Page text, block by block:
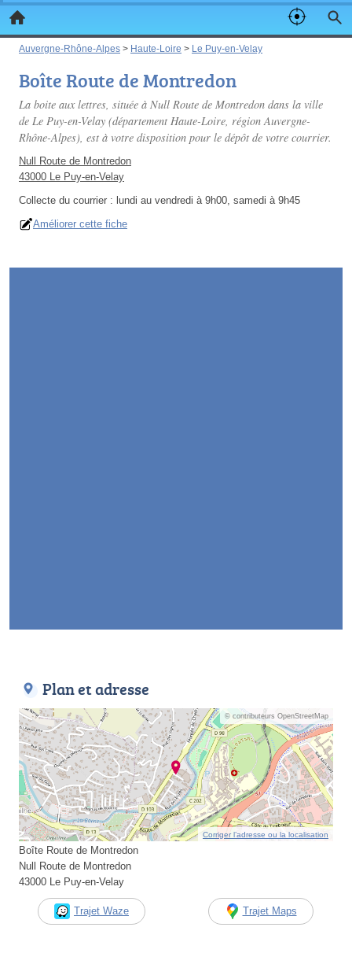
Auvergne-Rhône-Alpes > Haute-Loire > Le Puy-en-Velay
Boîte Route de Montredon
La boite aux lettres, située à Null Route de Montredon dans la ville
de Le Puy-en-Velay (département Haute-Loire, région Auvergne-
Rhône-Alpes), est à votre disposition pour le dépôt de votre courrier.
Null Route de Montredon
43000 Le Puy-en-Velay
Collecte du courrier : lundi au vendredi à 9h00, samedi à 9h45
Améliorer cette fiche
Plan et adresse
© contributeurs OpenStreetMap
Corriger l’adresse ou la localisation
Boîte Route de Montredon
Null Route de Montredon
43000 Le Puy-en-Velay
Trajet Waze Trajet Maps